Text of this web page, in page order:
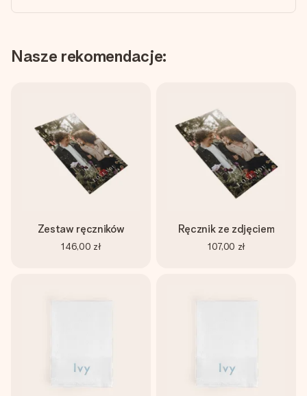
Nasze rekomendacje:
Zestaw ręczników
146,00 zł
Ręcznik ze zdjęciem
107,00 zł